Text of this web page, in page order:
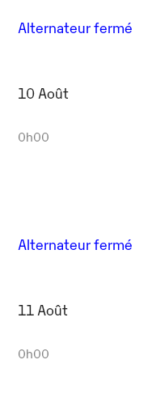
Alternateur fermé
10 Août
0h00
Alternateur fermé
11 Août
0h00